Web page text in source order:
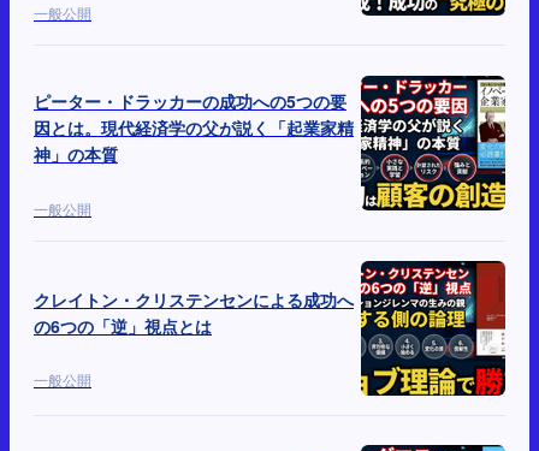
一般公開
ピーター・ドラッカーの成功への5つの要
因とは。現代経済学の父が説く「起業家精
神」の本質
一般公開
クレイトン・クリステンセンによる成功へ
の6つの「逆」視点とは
一般公開